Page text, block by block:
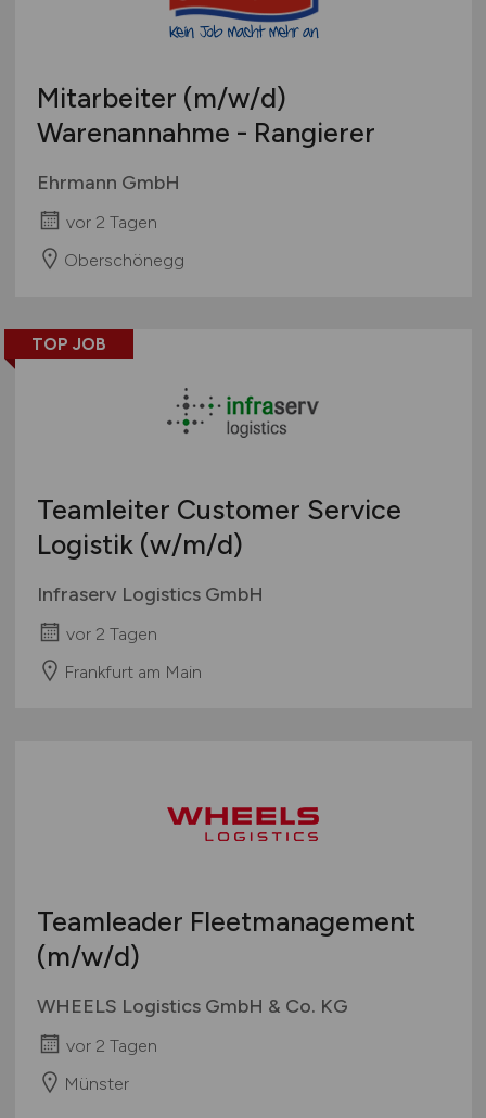
Mitarbeiter (m/w/d)
Warenannahme - Rangierer
Ehrmann GmbH
vor 2 Tagen
Oberschönegg
TOP JOB
Teamleiter Customer Service
Logistik (w/m/d)
Infraserv Logistics GmbH
vor 2 Tagen
Frankfurt am Main
Teamleader Fleetmanagement
(m/w/d)
WHEELS Logistics GmbH & Co. KG
vor 2 Tagen
Münster